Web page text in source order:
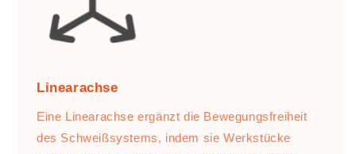
Linearachse
Eine Linearachse ergänzt die Bewegungsfreiheit
des Schweißsystems, indem sie Werkstücke